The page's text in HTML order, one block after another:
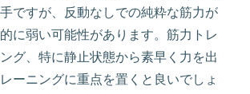
ですが、反動なしでの純粋な筋力が
に弱い可能性があります。筋力トレ
グ、特に静止状態から素早く力を出
ーニングに重点を置くと良いでしょ